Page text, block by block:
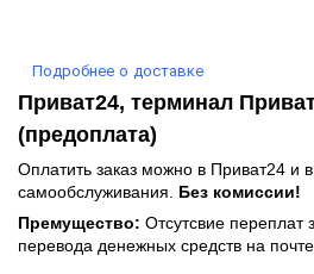
Подробнее о доставке
Приват24, терминал
(предоплата)
Оплатить заказ можно в Приват24 и
самообслуживания. Без комиссии!
Премущество: Отсутсвие переплат
перевода денежных средств на почте.